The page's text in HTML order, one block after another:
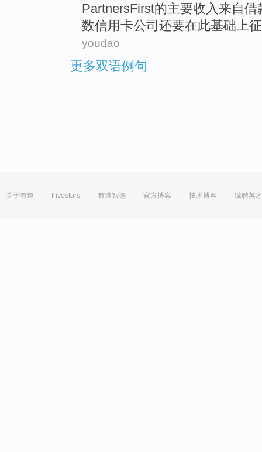
PartnersFirst的主要收入来自借
数信用卡公司 还要在此基础上
youdao
更多双语例句
关于有道 Investors 有道智选 官方博客 技术博客 诚聘英才